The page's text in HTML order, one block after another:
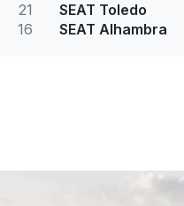
21
16
SEAT Toledo
SEAT Alhambra